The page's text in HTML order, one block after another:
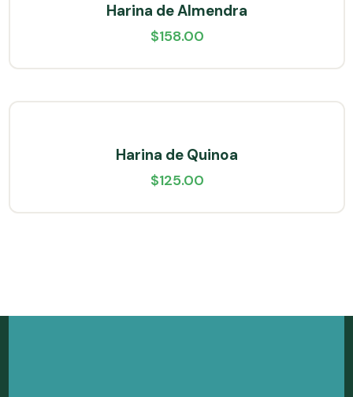
Harina de Almendra
$158.00
Harina de Quinoa
$125.00